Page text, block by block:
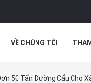
VỀ CHÚNG TÔI
50 Tấn Đường Cẩu Cho